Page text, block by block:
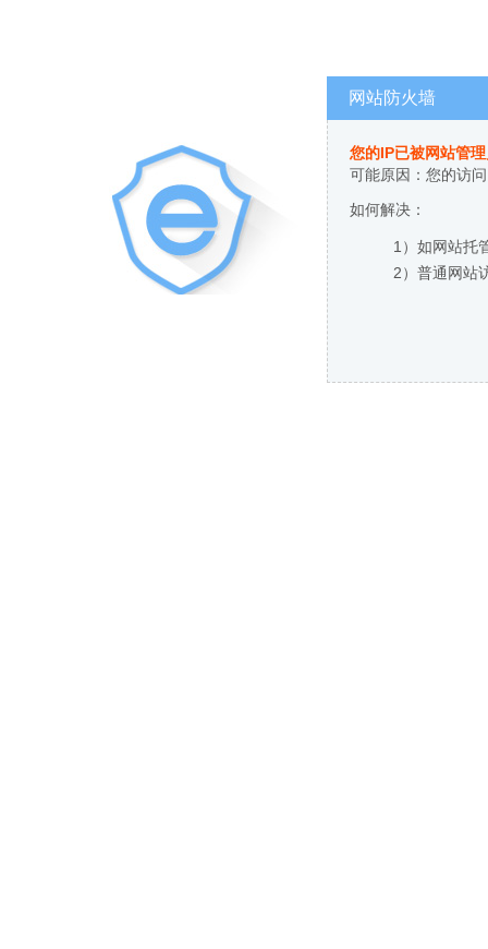
网站防火墙
您的IP已被网站管
可能原因：您的访
如何解决：
1）如网站托
2）普通网站